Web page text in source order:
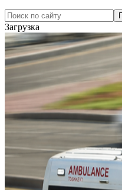
Загрузка